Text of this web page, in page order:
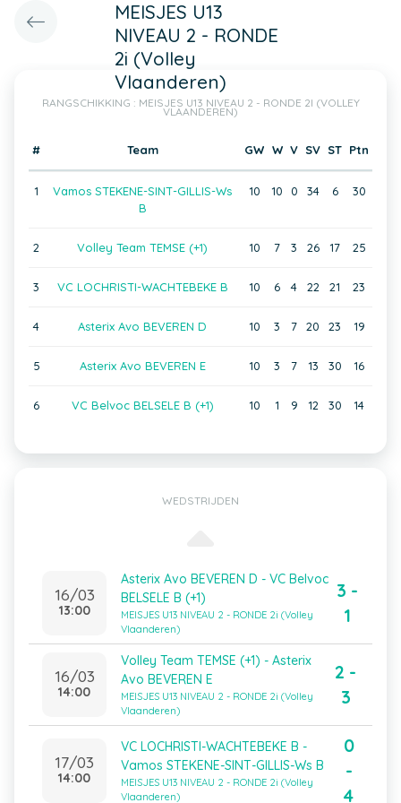
MEISJES U13
NIVEAU 2 - RONDE
2i (Volley
Vlaanderen)
RANGSCHIKKING : MEISJES U13 NIVEAU 2 - RONDE 2I (VOLLEY
VLAANDEREN)
# Team GW W V SV ST Ptn
1
Vamos STEKENE-SINT-GILLIS-Ws
B
10 10 0 34 6 30
2 Volley Team TEMSE (+1) 10 7 3 26 17 25
3 VC LOCHRISTI-WACHTEBEKE B 10 6 4 22 21 23
4 Asterix Avo BEVEREN D 10 3 7 20 23 19
5 Asterix Avo BEVEREN E 10 3 7 13 30 16
6 VC Belvoc BELSELE B (+1) 10 1 9 12 30 14
WEDSTRIJDEN
16/03
13:00
Asterix Avo BEVEREN D - VC Belvoc
BELSELE B (+1)
MEISJES U13 NIVEAU 2 - RONDE 2i (Volley
Vlaanderen)
3 -
1
16/03
14:00
Volley Team TEMSE (+1) - Asterix
Avo BEVEREN E
MEISJES U13 NIVEAU 2 - RONDE 2i (Volley
Vlaanderen)
2 -
3
17/03
14:00
VC LOCHRISTI-WACHTEBEKE B -
Vamos STEKENE-SINT-GILLIS-Ws B
MEISJES U13 NIVEAU 2 - RONDE 2i (Volley
Vlaanderen)
0
-
4